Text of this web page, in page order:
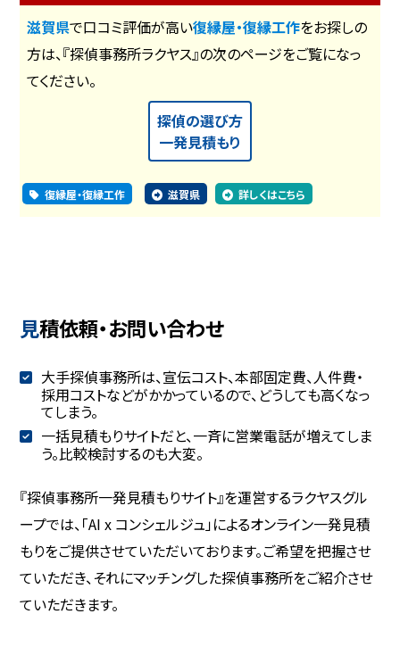
滋賀県で口コミ評価が高い復縁屋・復縁工作をお探しの
方は、『探偵事務所ラクヤス』の次のページをご覧になっ
てください。
探偵の選び方
一発見積もり
復縁屋・復縁工作 滋賀県 詳しくはこちら
見積依頼・お問い合わせ
大手探偵事務所は、宣伝コスト、本部固定費、人件費・
採用コストなどがかかっているので、どうしても高くなっ
てしまう。
一括見積もりサイトだと、一斉に営業電話が増えてしま
う。比較検討するのも大変。
『探偵事務所一発見積もりサイト』を運営するラクヤスグル
ープでは、「AI x コンシェルジュ」によるオンライン一発見積
もりをご提供させていただいております。ご希望を把握させ
ていただき、それにマッチングした探偵事務所をご紹介させ
ていただきます。